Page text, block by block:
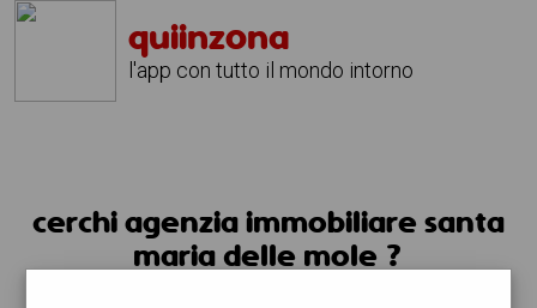
quiinzona
l'app con tutto il mondo intorno
cerchi agenzia immobiliare santa
maria delle mole ?